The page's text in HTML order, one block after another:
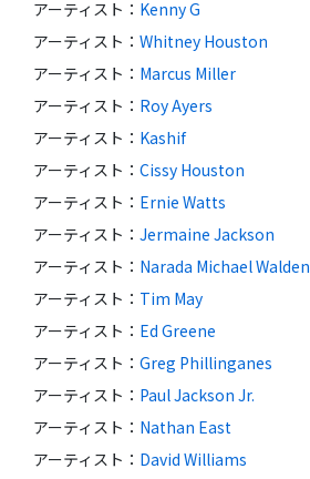
アーティスト ： Kenny G
アーティスト ： Whitney Houston
アーティスト ： Marcus Miller
アーティスト ： Roy Ayers
アーティスト ： Kashif
アーティスト ： Cissy Houston
アーティスト ： Ernie Watts
アーティスト ： Jermaine Jackson
アーティスト ： Narada Michael Walden
アーティスト ： Tim May
アーティスト ： Ed Greene
アーティスト ： Greg Phillinganes
アーティスト ： Paul Jackson Jr.
アーティスト ： Nathan East
アーティスト ： David Williams